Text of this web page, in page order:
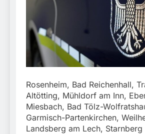
/
wegen
Eingriffs in
Bahnverkehr
5. August 2026
Rosenheim, Bad Reichenhall,
Altötting, Mühldorf am Inn,
Miesbach, Bad Tölz-
Garmisch-Partenkirchen,
Landsberg am Lech, Starnberg